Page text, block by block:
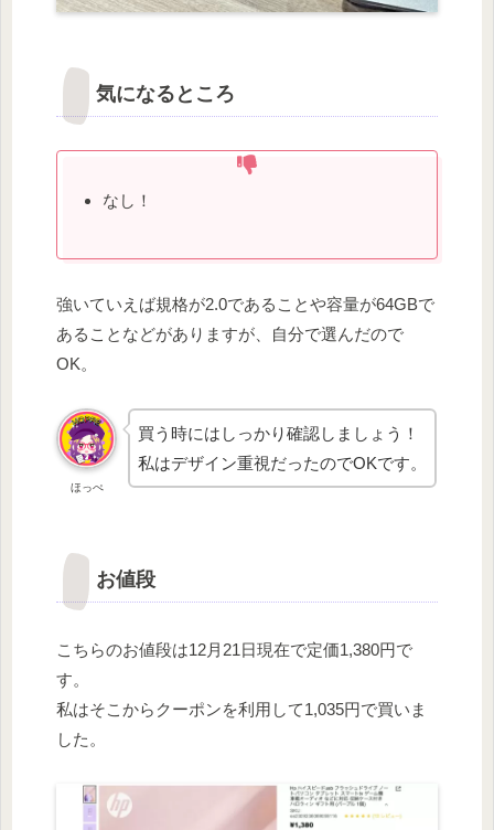
気になるところ
なし！
強いていえば規格が2.0であることや容量が64GBで
あることなどがありますが、自分で選んだので
OK。
ほっぺ
買う時にはしっかり確認しましょう！
私はデザイン重視だったのでOKです。
お値段
こちらのお値段は12月21日現在で定価1,380円で
す。
私はそこからクーポンを利用して1,035円で買いま
した。